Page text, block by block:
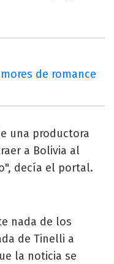
de romance
una productora
a Bolivia al
decía el portal.
nada de los
de Tinelli a
la noticia se